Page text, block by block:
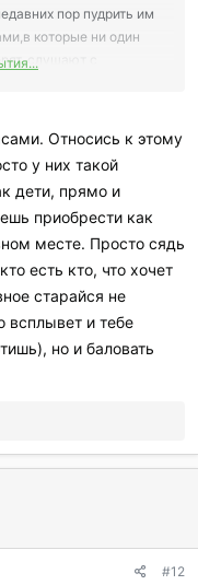
пор пудрить им
которые ни один
с
Относись к этому
у них такой
дети, прямо и
приобрести как
месте. Просто сядь
есть кто, что хочет
старайся не
всплывет и тебе
но и баловать
#12